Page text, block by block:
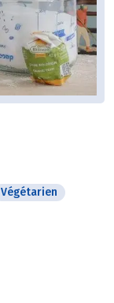
Végétarien